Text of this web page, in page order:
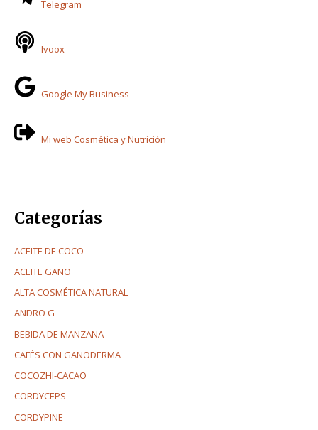
Telegram
Ivoox
Google My Business
Mi web Cosmética y Nutrición
Categorías
ACEITE DE COCO
ACEITE GANO
ALTA COSMÉTICA NATURAL
ANDRO G
BEBIDA DE MANZANA
CAFÉS CON GANODERMA
COCOZHI-CACAO
CORDYCEPS
CORDYPINE